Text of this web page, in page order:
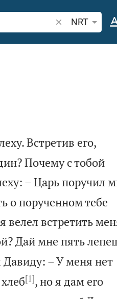
Поиск по
NRT
Встретив его,
Почему с тобой
– Царь поручил
о порученном тебе
встретить
Дай мне пять
– У меня нет
[1], но я дам его